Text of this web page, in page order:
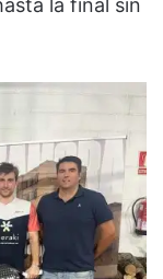
la final sin